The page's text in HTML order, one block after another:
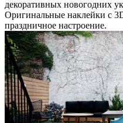
декоративных новогодних
Оригинальные наклейки с
праздничное настроение.